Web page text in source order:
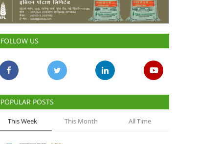
FOLLOW US
POPULAR POSTS
This Week This Month All Time